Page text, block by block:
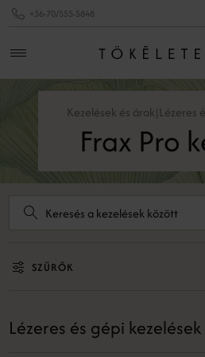
+36-70/555-5848
Kezelések és árak|Lézeres
Frax Pro
SZŰRŐK
Lézeres és gépi kezelések